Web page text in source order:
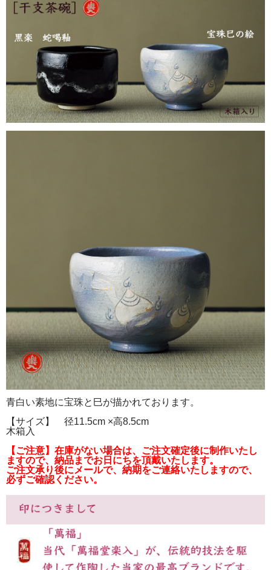
青白い素地に宝珠と巳が描かれております。
【サイズ】 径11.5cm ×高8.5cm
木箱入
【ご注意】在庫がない場合は、ご注文確定後に制作いたし
ますので、納品までお日にちを頂戴いたします。
ご注文承り後にメールで、納期をご連絡いたしますので、
必ずご確認ください。